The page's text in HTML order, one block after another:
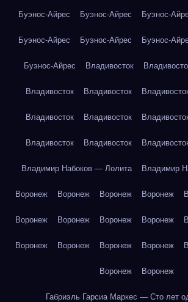
Буэнос-Айрес Буэнос-Айрес Буэнос-
Буэнос-Айрес Буэнос-Айрес Буэнос-
Буэнос-Айрес Владивосток
Владивосток Владивосток
Владивосток Владивосток
Владивосток Владивосток
Владимир Набоков — Лолита Владимир
Воронеж Воронеж Воронеж Воронеж
Воронеж Воронеж Воронеж Воронеж
Воронеж Воронеж Воронеж Воронеж
Воронеж Воронеж
Габриэль Гарсиа Маркес — Сто лет